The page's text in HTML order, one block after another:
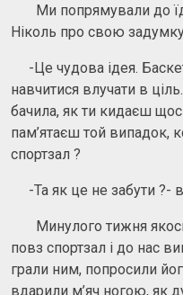
Ми попрямували до
Ніколь про свою
-Це чудова ідея.
навчитися влучати в
бачила, як ти кидаєш
пам’ятаєш той випадок,
спортзал ?
-Та як це не забути ?-
Минулого тижня якось
повз спортзал і до нас
грали ним, попросили
вдарили м’яч ногою, як